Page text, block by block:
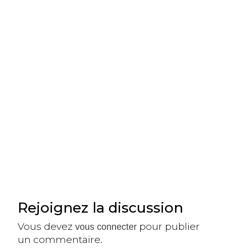
Rejoignez la discussion
Vous devez vous connecter pour publier
un commentaire.